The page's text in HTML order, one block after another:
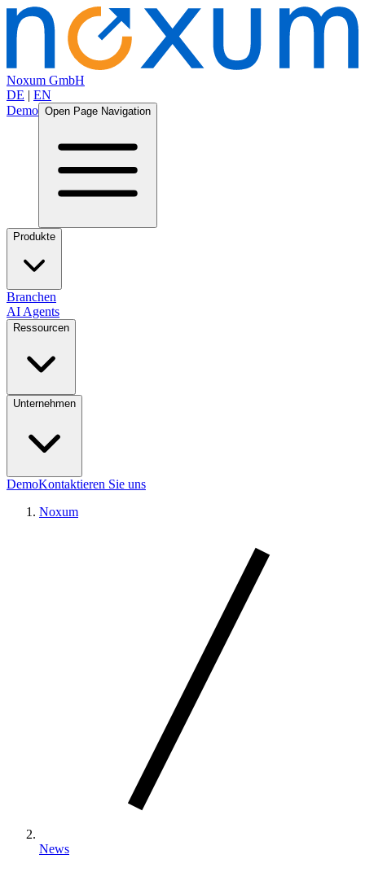
Noxum GmbH
DE | EN
Demo Open Page Navigation
Produkte
Branchen
AI Agents
Ressourcen
Unternehmen
DemoKontaktieren Sie uns
Noxum
News